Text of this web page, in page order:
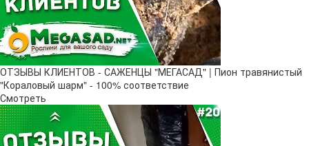
ОТЗЫВЫ КЛИЕНТОВ - САЖЕНЦЫ "МЕГАСАД" | Пион травянистый
"Кораловый шарм" - 100% соответствие
Смотреть